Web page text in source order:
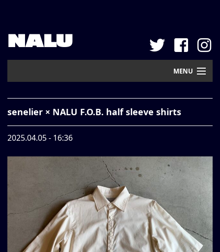
NALU
MENU
New Arrival
Pickup
Web Store
senelier × NALU F.O.B. half sleeve shirts
2025.04.05 - 16:36